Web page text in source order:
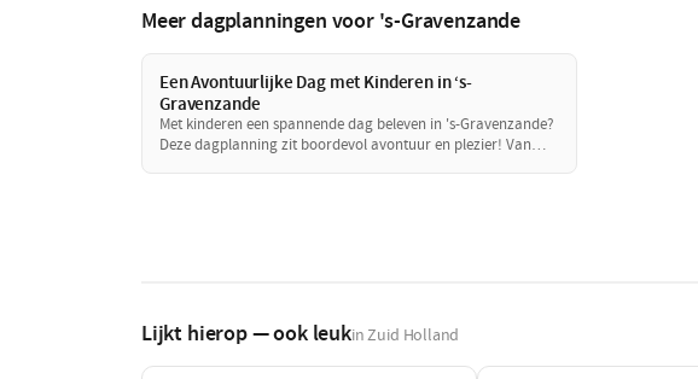
Meer dagplanningen voor 's-Gravenzande
Een Avontuurlijke Dag met Kinderen in ‘s-
Gravenzande
Met kinderen een spannende dag beleven in 's-Gravenzande?
Deze dagplanning zit boordevol avontuur en plezier! Van
Lijkt hierop — ook leukin Zuid Holland